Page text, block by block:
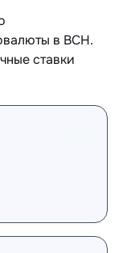
в BCH.
ставки